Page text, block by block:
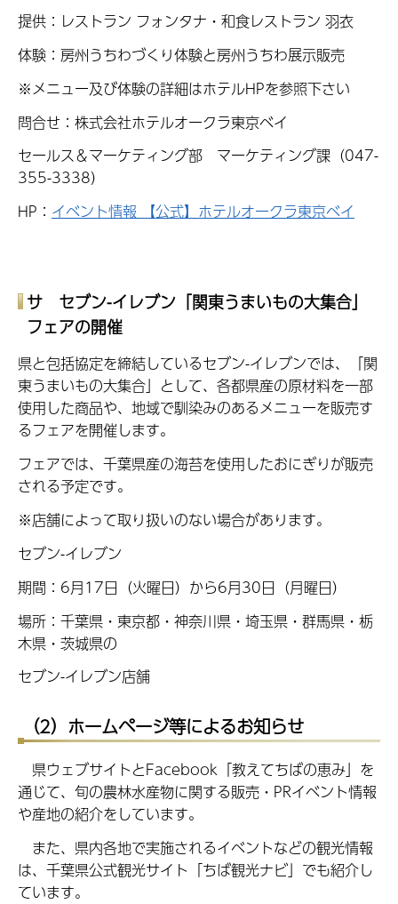
提供：レストラン フォンタナ・和食レストラン 羽衣
体験：房州うちわづくり体験と房州うちわ展示販売
※メニュー及び体験の詳細はホテルHPを参照下さい
問合せ：株式会社ホテルオークラ東京ベイ
セールス＆マーケティング部 マーケティング課（047-
355-3338）
HP： イベント情報 【公式】ホテルオークラ東京ベイ
サ セブン-イレブン「関東うまいもの大集合」
フェアの開催
県と包括協定を締結しているセブン-イレブンでは、「関
東うまいもの大集合」として、各都県産の原材料を一部
使用した商品や、地域で馴染みのあるメニューを販売す
るフェアを開催します。
フェアでは、千葉県産の海苔を使用したおにぎりが販売
される予定です。
※店舗によって取り扱いのない場合があります。
セブン-イレブン
期間：6月17日（火曜日）から6月30日（月曜日）
場所：千葉県・東京都・神奈川県・埼玉県・群馬県・栃
木県・茨城県の
セブン-イレブン店舗
（2）ホームページ等によるお知らせ
県ウェブサイトとFacebook「教えてちばの恵み」を
通じて、旬の農林水産物に関する販売・PRイベント情報
や産地の紹介をしています。
また、県内各地で実施されるイベントなどの観光情報
は、千葉県公式観光サイト「ちば観光ナビ」でも紹介し
ています。